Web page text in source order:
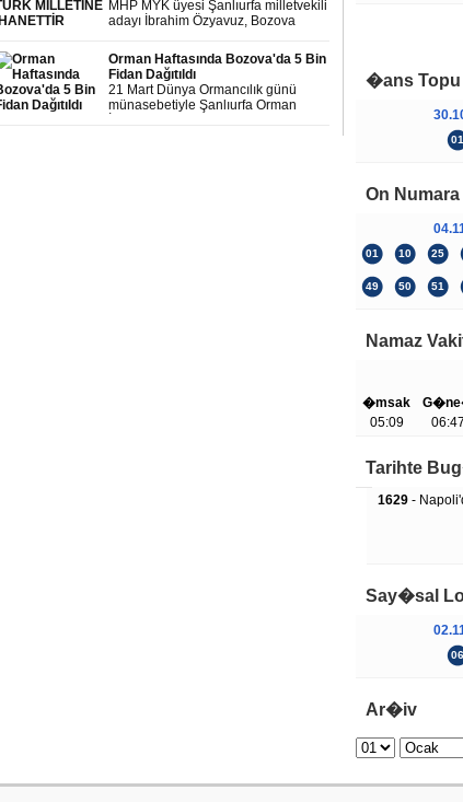
MHP MYK üyesi Şanlıurfa milletvekili
adayı İbrahim Özyavuz, Bozova
Şanlıurfa milletvekili adayı Ali Haydar
Kara'nın seçim bürosu açılışını
gerçekleştirdi.
Orman Haftasında Bozova'da 5 Bin
Fidan Dağıtıldı
21 Mart Dünya Ormancılık günü
münasebetiyle Şanlıurfa Orman
�ans Topu
01
On Numara
01 10 25
49 50 51
Namaz
�msak
05:09
06:47
Tarihte
1629 -
Say�sal
06
Ar�iv